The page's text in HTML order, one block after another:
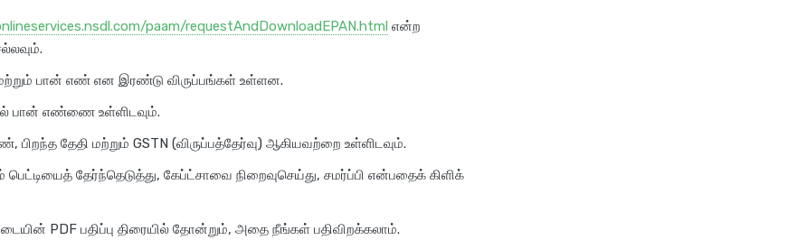
paam/requestAndDownloadEPAN.html என்ற
பான் எண் என இரண்டு விருப்பங்கள் உள்ளன.
பான் எண்ணை உள்ளிடவும்.
தேதி மற்றும் GSTN (விருப்பத்தேர்வு) ஆகியவற்றை உள்ளிடவும்.
தேர்ந்தெடுத்து, கேப்ட்சாவை நிறைவுசெய்து, சமர்ப்பி என்பதைக் கிளிக்
PDF பதிப்பு திரையில் தோன்றும், அதை நீங்கள் பதிவிறக்கலாம்.